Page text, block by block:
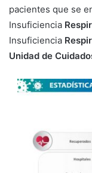
pacientes que se
Insuficiencia
Insuficiencia
Unidad de